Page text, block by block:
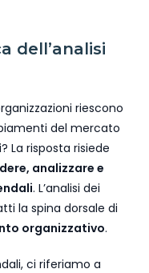
dell’analisi
riescono
del mercato
La risposta risiede
analizzare e
. L’analisi dei
la spina dorsale di
organizzativo.
ci riferiamo a